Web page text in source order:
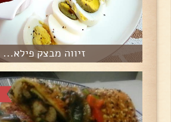
זיווה מבצק פילא...